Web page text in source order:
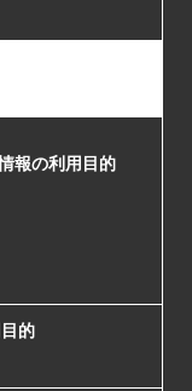
報の利用目的
的